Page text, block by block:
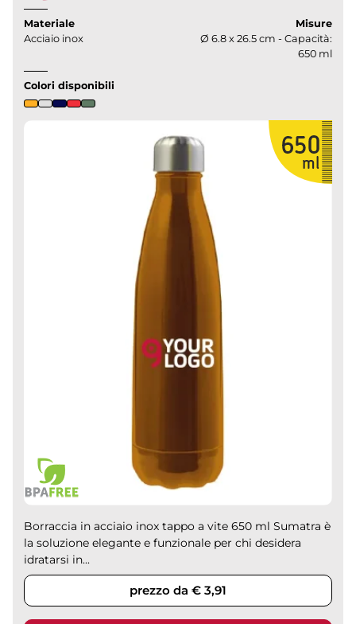
Materiale
Acciaio inox
Misure
Ø 6.8 x 26.5 cm - Capacità:
650 ml
Colori disponibili
Borraccia in acciaio inox tappo a vite 650 ml Sumatra è
la soluzione elegante e funzionale per chi desidera
idratarsi in...
prezzo da € 3,91